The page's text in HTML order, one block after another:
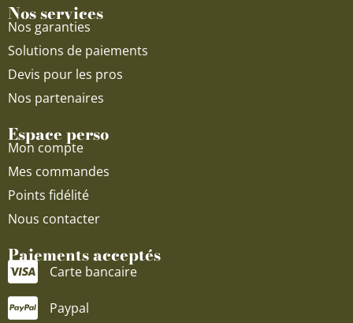
Nos services
Nos garanties
Solutions de paiements
Devis pour les pros
Nos partenaires
Espace perso
Mon compte
Mes commandes
Points fidélité
Nous contacter
Paiements acceptés
Carte bancaire
Paypal